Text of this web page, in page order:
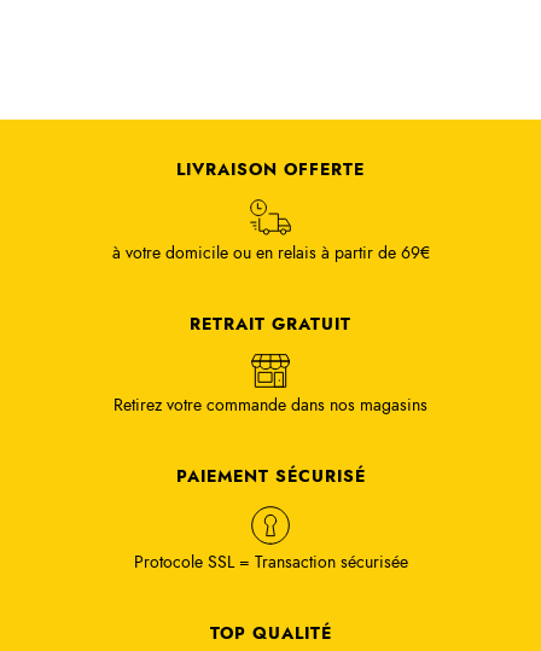
LIVRAISON OFFERTE
à votre domicile ou en relais à partir de 69€
RETRAIT GRATUIT
Retirez votre commande dans nos magasins
PAIEMENT SÉCURISÉ
Protocole SSL = Transaction sécurisée
TOP QUALITÉ